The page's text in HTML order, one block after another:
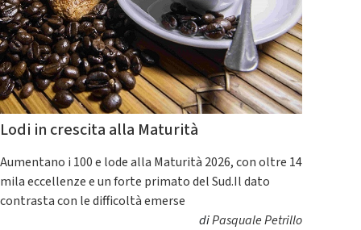
Lodi in crescita alla Maturità
Aumentano i 100 e lode alla Maturità 2026, con oltre 14
mila eccellenze e un forte primato del Sud.Il dato
contrasta con le difficoltà emerse
diPasquale Petrillo